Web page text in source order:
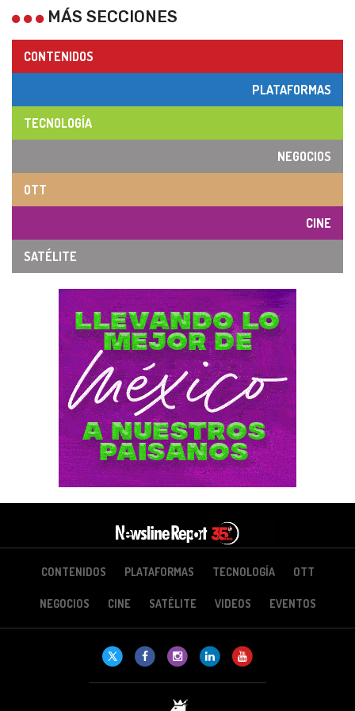
MÁS SECCIONES
CONTENIDOS
PLATAFORMAS
TECNOLOGÍA
NEGOCIOS
OTT
CINE
SATÉLITE
CONTENIDOS PLATAFORMAS TECNOLOGÍA OTT
NEGOCIOS CINE SATÉLITE VIDEOS EVENTOS